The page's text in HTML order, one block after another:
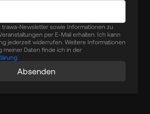
Newsletter sowie Informationen zu
per E-Mail erhalten. Ich kann
jederzeit widerrufen. Weitere Informationen
meiner Daten finde ich in der
Absenden